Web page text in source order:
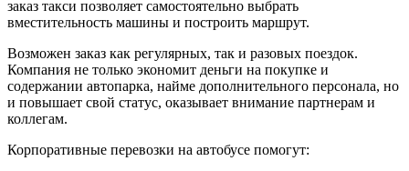
заказ такси позволяет самостоятельно выбрать
вместительность машины и построить маршрут.
Возможен заказ как регулярных, так и разовых поездок.
Компания не только экономит деньги на покупке и
содержании автопарка, найме дополнительного персонала, но
и повышает свой статус, оказывает внимание партнерам и
коллегам.
Корпоративные перевозки на автобусе помогут: